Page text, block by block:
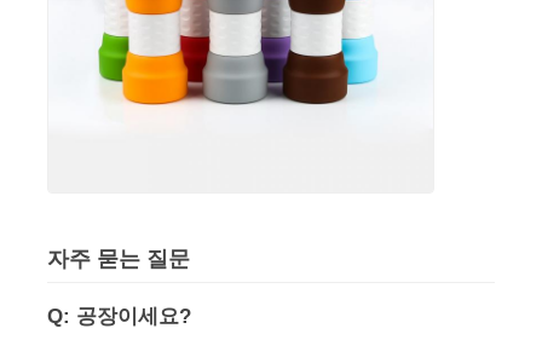
자주 묻는 질문
Q: 공장이세요?